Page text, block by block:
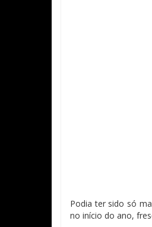
Podia ter sido só
no início do ano,